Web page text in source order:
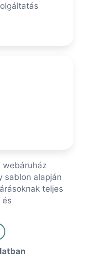
webáruház
sablon alapján
teljes
és